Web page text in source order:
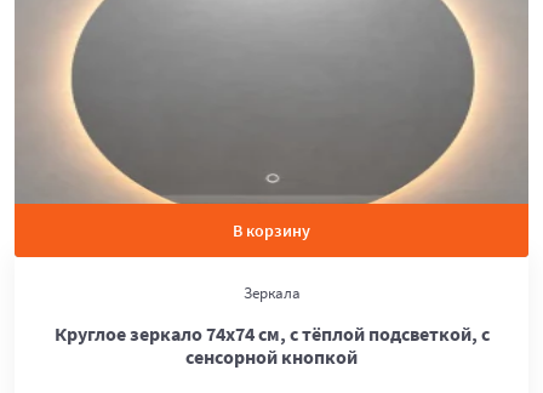
В корзину
Зеркала
Круглое зеркало 74х74 см, с тёплой подсветкой, с
сенсорной кнопкой